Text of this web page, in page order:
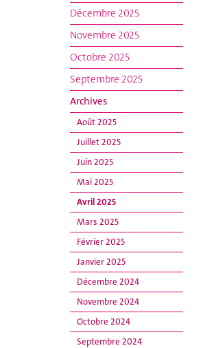
Décembre 2025
Novembre 2025
Octobre 2025
Septembre 2025
Archives
Août 2025
Juillet 2025
Juin 2025
Mai 2025
Avril 2025
Mars 2025
Février 2025
Janvier 2025
Décembre 2024
Novembre 2024
Octobre 2024
Septembre 2024